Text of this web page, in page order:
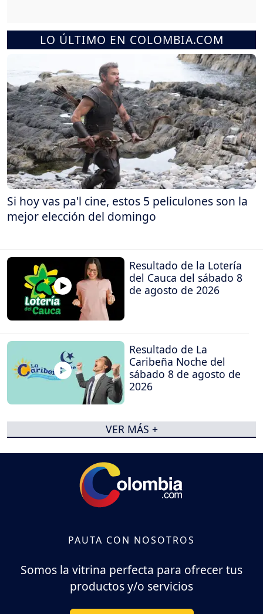
LO ÚLTIMO EN COLOMBIA.COM
Si hoy vas pa'l cine, estos 5 peliculones son la
mejor elección del domingo
Resultado de la Lotería
del Cauca del sábado 8
de agosto de 2026
Resultado de La
Caribeña Noche del
sábado 8 de agosto de
2026
VER MÁS +
PAUTA CON NOSOTROS
Somos la vitrina perfecta para ofrecer tus
productos y/o servicios